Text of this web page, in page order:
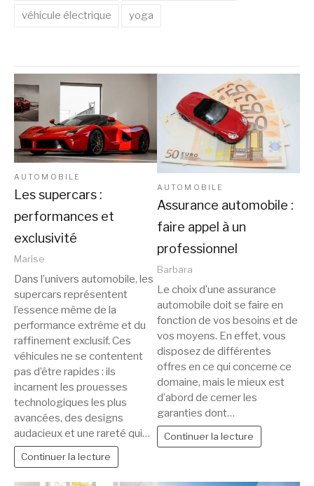
véhicule électrique yoga
AUTOMOBILE
Les supercars :
performances et
exclusivité
Marise
Dans l’univers automobile, les
supercars représentent
l’essence même de la
performance extrême et du
raffinement exclusif. Ces
véhicules ne se contentent
pas d’être rapides : ils
incarnent les prouesses
technologiques les plus
avancées, des designs
audacieux et une rareté qui…
Continuer la lecture
AUTOMOBILE
Assurance automobile :
faire appel à un
professionnel
Barbara
Le choix d’une assurance
automobile doit se faire en
fonction de vos besoins et de
vos moyens. En effet, vous
disposez de différentes
offres en ce qui concerne ce
domaine, mais le mieux est
d’abord de cerner les
garanties dont…
Continuer la lecture